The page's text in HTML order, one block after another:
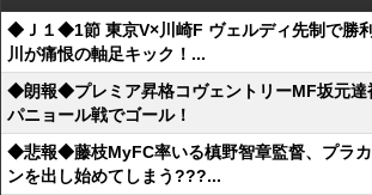
◆Ｊ１◆1節 東京V×川崎F ヴェルディ先制で勝
川が痛恨の軸足キック！...
◆朗報◆プレミア昇格コヴェントリーMF坂元達
パニョール戦でゴール！
◆悲報◆藤枝MyFC率いる槙野智章監督、プラカ
ンを出し始めてしまう???...